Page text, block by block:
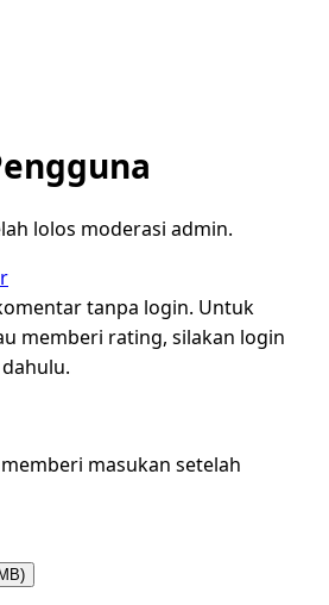
lolos moderasi admin.
tanpa login. Untuk
memberi rating, silakan login
masukan setelah